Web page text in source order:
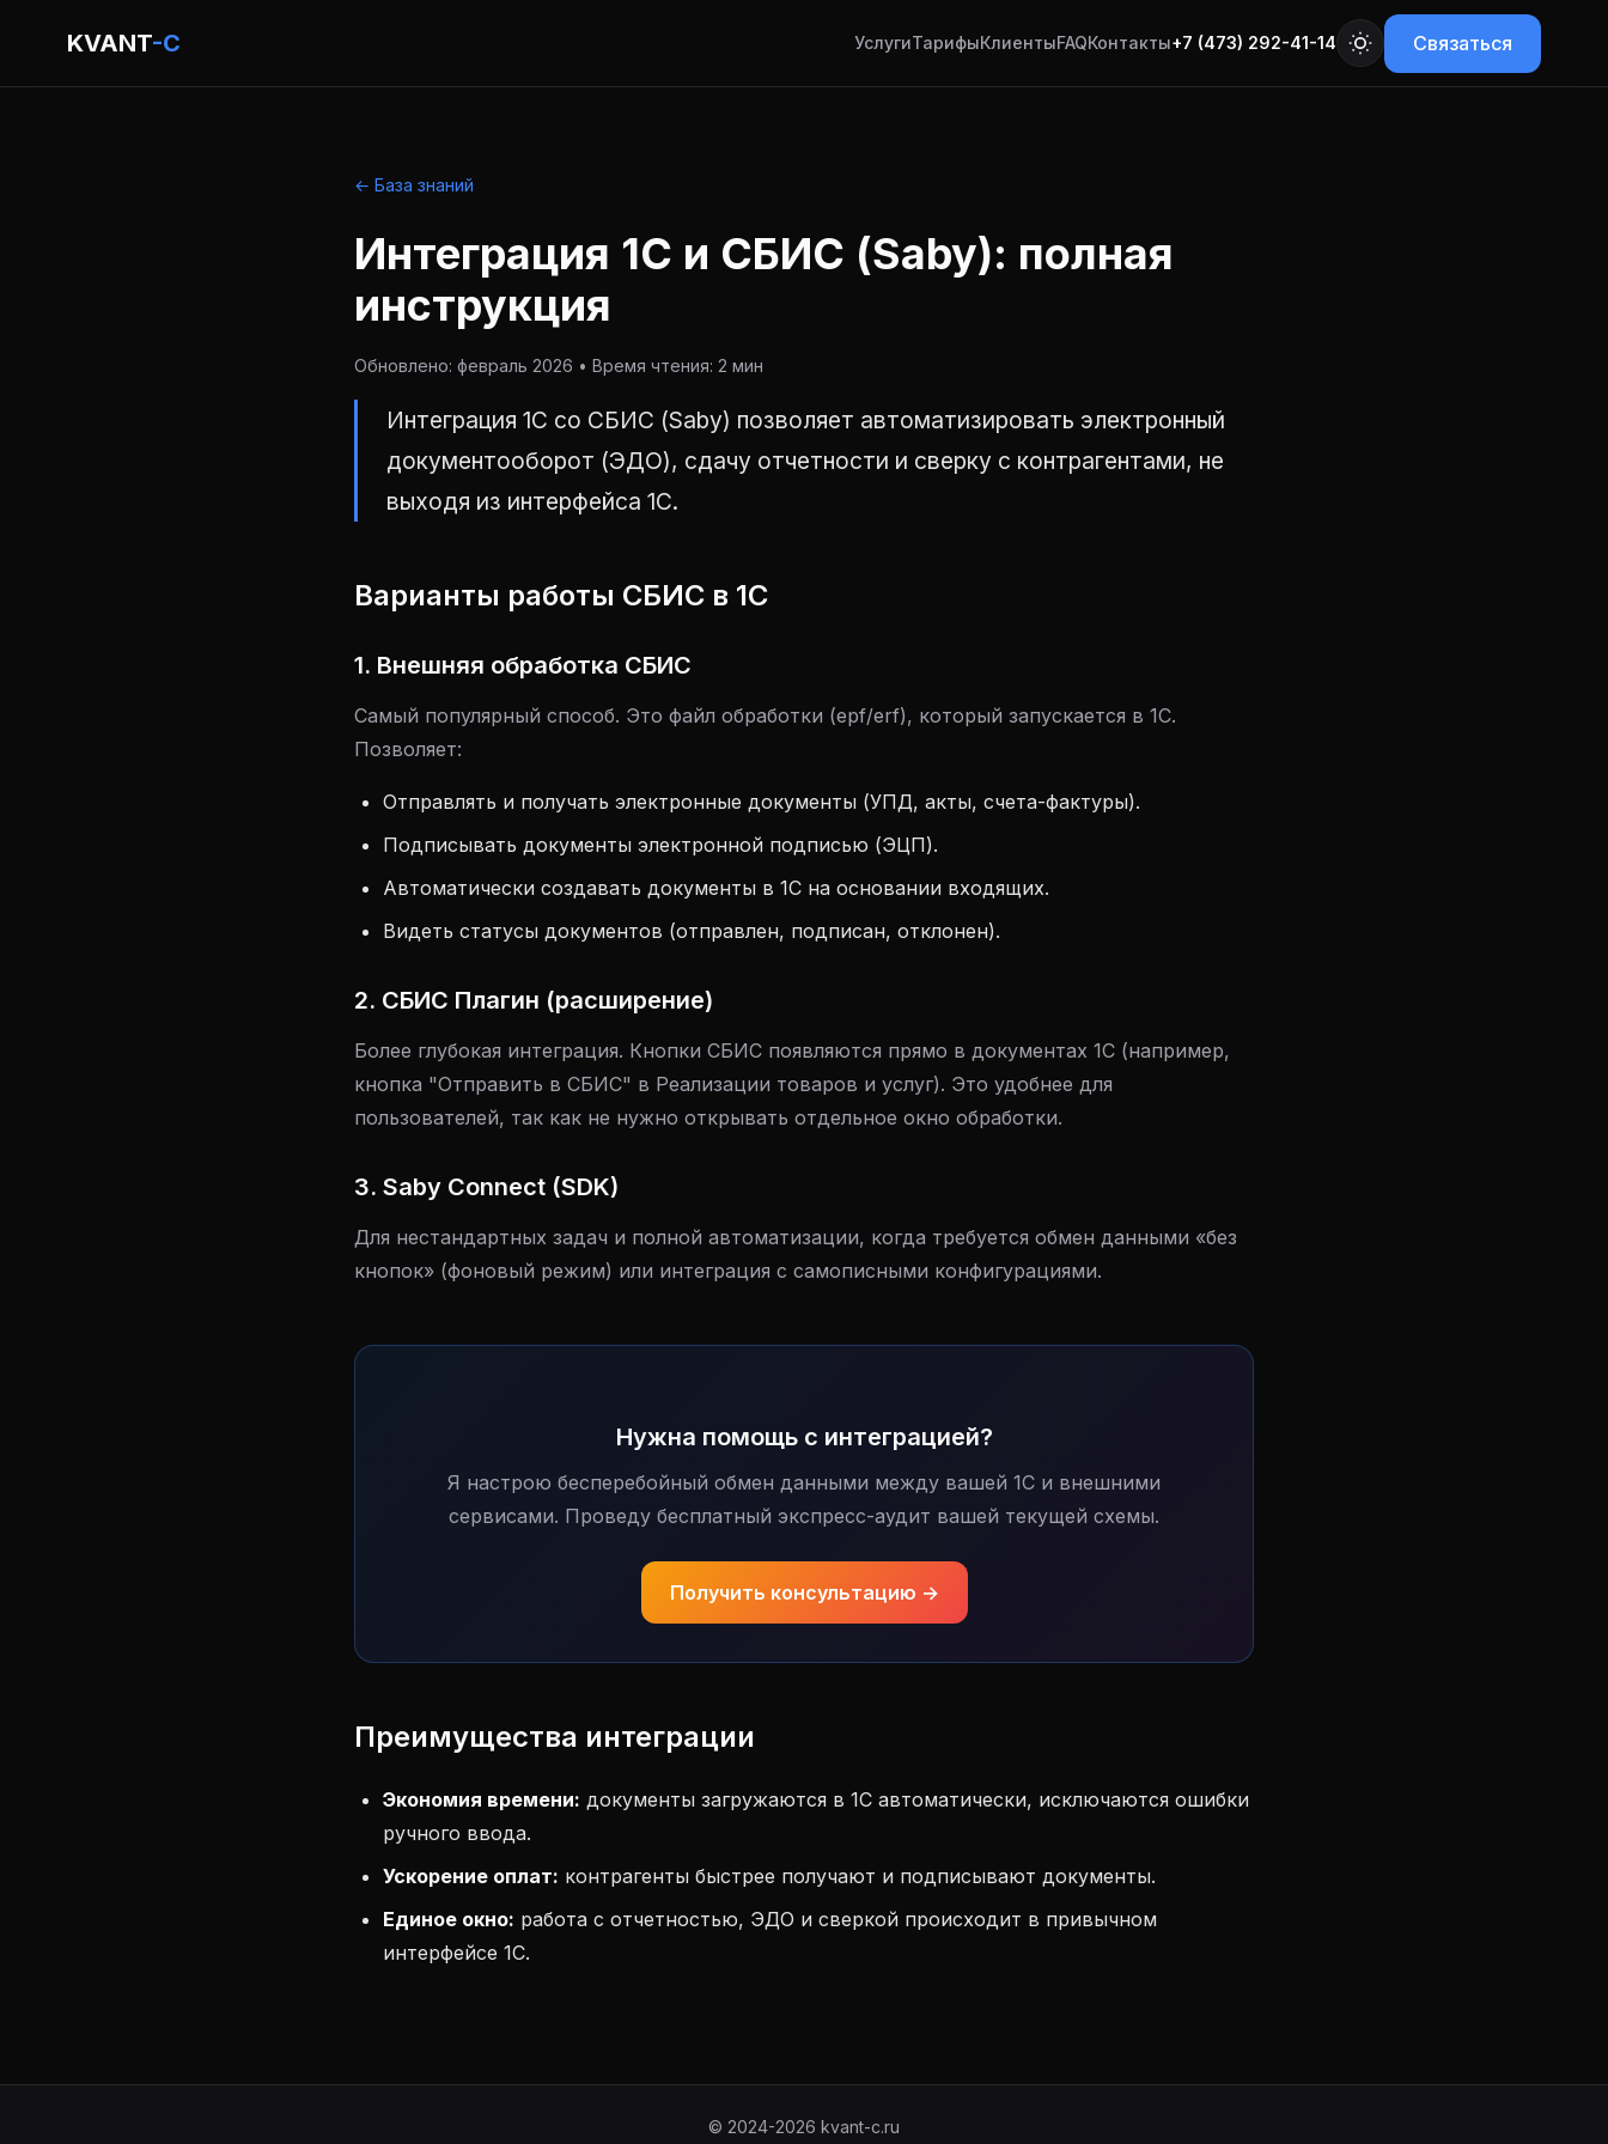
KVANT-C УслугиТарифыКлиентыFAQКонтакты+7 (473) 292-41-14 Связаться
← База знаний
Интеграция 1С и СБИС (Saby): полная
инструкция
Обновлено: февраль 2026 • Время чтения: 2 мин
Интеграция 1С со СБИС (Saby) позволяет автоматизировать электронный
документооборот (ЭДО), сдачу отчетности и сверку с контрагентами, не
выходя из интерфейса 1С.
Варианты работы СБИС в 1С
1. Внешняя обработка СБИС
Самый популярный способ. Это файл обработки (epf/erf), который запускается в 1С.
Позволяет:
Отправлять и получать электронные документы (УПД, акты, счета-фактуры).
Подписывать документы электронной подписью (ЭЦП).
Автоматически создавать документы в 1С на основании входящих.
Видеть статусы документов (отправлен, подписан, отклонен).
2. СБИС Плагин (расширение)
Более глубокая интеграция. Кнопки СБИС появляются прямо в документах 1С (например,
кнопка "Отправить в СБИС" в Реализации товаров и услуг). Это удобнее для
пользователей, так как не нужно открывать отдельное окно обработки.
3. Saby Connect (SDK)
Для нестандартных задач и полной автоматизации, когда требуется обмен данными «без
кнопок» (фоновый режим) или интеграция с самописными конфигурациями.
Нужна помощь с интеграцией?
Я настрою бесперебойный обмен данными между вашей 1С и внешними
сервисами. Проведу бесплатный экспресс-аудит вашей текущей схемы.
Получить консультацию →
Преимущества интеграции
Экономия времени: документы загружаются в 1С автоматически, исключаются ошибки
ручного ввода.
Ускорение оплат: контрагенты быстрее получают и подписывают документы.
Единое окно: работа с отчетностью, ЭДО и сверкой происходит в привычном
интерфейсе 1С.
© 2024-2026 kvant-c.ru